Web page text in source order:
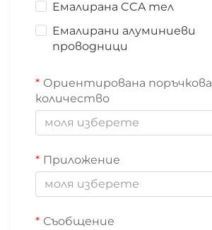
Емалирана CCA тел
Емалирани алуминиеви
проводници
Ориентирована поръчкова
количество
моля изберете
Приложение
моля изберете
Съобщение